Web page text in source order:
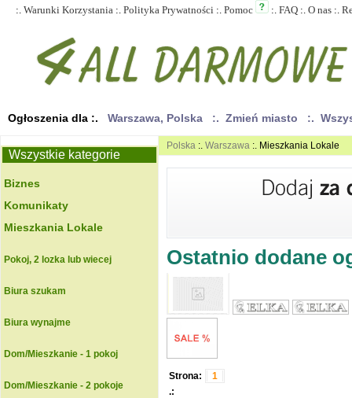
:. Warunki Korzystania :. Polityka Prywatności :. Pomoc :. FAQ :. O nas :.
Ogłoszenia dla :. Warszawa, Polska :. Zmień miasto :.
Wszystkie kategorie
Biznes
Komunikaty
Mieszkania Lokale
Pokoj, 2 lozka lub wiecej
Biura szukam
Biura wynajme
Dom/Mieszkanie - 1 pokoj
Dom/Mieszkanie - 2 pokoje
Polska :. Warszawa :. Mieszkania Lokale
Ostatnio dodane
Strona:
1
.: